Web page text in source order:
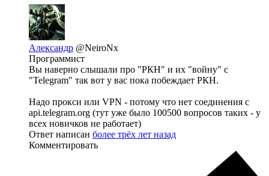
Александр @NeiroNx
Программист
Вы наверно слышали про "РКН" и их "войну" с
"Telegram" так вот у вас пока побеждает РКН.
Надо прокси или VPN - потому что нет соединения с
api.telegram.org (тут уже было 100500 вопросов таких - у
всех новичков не работает)
Ответ написан более трёх лет назад
Комментировать